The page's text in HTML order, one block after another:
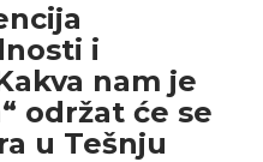
i
nam je
održat će se
u Tešnju